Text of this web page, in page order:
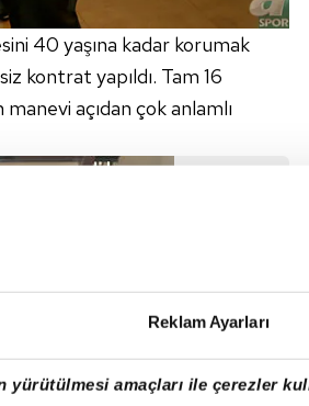
Reklam Ayarları
amaçları ile çerezler
40 yaşına kadar korumak
kontrat yapıldı. Tam 16
açıdan çok anlamlı